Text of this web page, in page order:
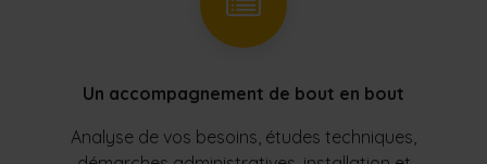
Un accompagnement de bout en bout
Analyse de vos besoins, études techniques,